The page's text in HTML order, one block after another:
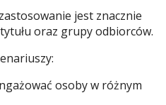
jest znacznie
oraz grupy odbiorców.
osoby w różnym